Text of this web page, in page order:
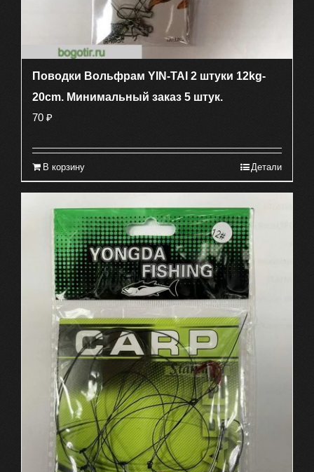
Поводки Вольфрам YIN-TAI 2 штуки 12kg-
20cm. Минимальный заказ 5 штук.
70 ₽
В корзину Детали